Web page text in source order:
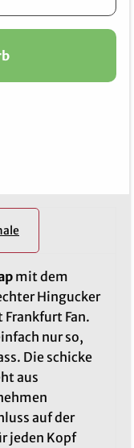
mit dem
Hingucker
Fan.
nur so,
Die schicke
aus
auf der
jeden Kopf